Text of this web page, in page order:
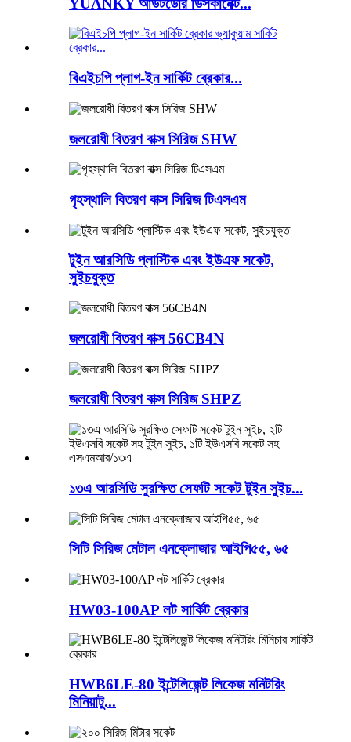
YUANKY আউটডোর ডিসকানেক্ট...
বিএইচপি প্লাগ-ইন সার্কিট ব্রেকার...
জলরোধী বিতরণ বাক্স সিরিজ SHW
গৃহস্থালি বিতরণ বাক্স সিরিজ টিএসএম
টুইন আরসিডি প্লাস্টিক এবং ইউএফ সকেট,
সুইচযুক্ত
জলরোধী বিতরণ বাক্স 56CB4N
জলরোধী বিতরণ বাক্স সিরিজ SHPZ
১৩এ আরসিডি সুরক্ষিত সেফটি সকেট টুইন সুইচ...
সিটি সিরিজ মেটাল এনক্লোজার আইপি৫৫, ৬৫
HW03-100AP লট সার্কিট ব্রেকার
HWB6LE-80 ইন্টেলিজেন্ট লিকেজ মনিটরিং
মিনিয়াটু...